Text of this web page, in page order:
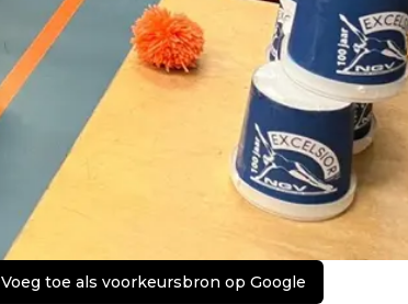
Voeg toe als voorkeursbron op Google